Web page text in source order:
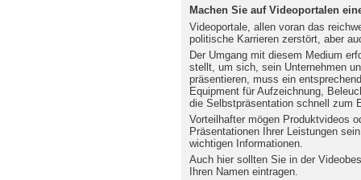
Machen Sie auf Videoportalen
Videoportale, allen voran das
politische Karrieren zerstört, aber
Der Umgang mit diesem Medium
stellt, um sich, sein Unternehmen
präsentieren, muss ein
Equipment für Aufzeichnung,
die Selbstpräsentation schnell zum
Vorteilhafter mögen Produktvideos
Präsentationen Ihrer Leistungen
wichtigen Informationen.
Auch hier sollten Sie in der
Ihren Namen eintragen.